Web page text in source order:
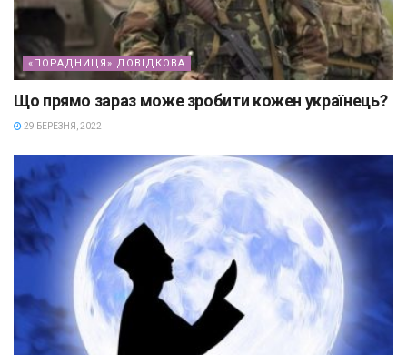
«ПОРАДНИЦЯ» ДОВІДКОВА
Що прямо зараз може зробити кожен українець?
29 БЕРЕЗНЯ, 2022